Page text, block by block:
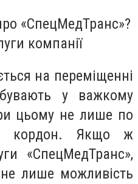
«СпецМедТранс»?
компанії
на переміщенні
у важкому
цьому не лише по
кордон. Якщо ж
«СпецМедТранс»,
лише можливість